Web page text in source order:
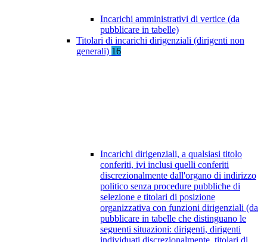
Incarichi amministrativi di vertice (da
pubblicare in tabelle)
Titolari di incarichi dirigenziali (dirigenti non
generali) 16
Incarichi dirigenziali, a qualsiasi titolo
conferiti, ivi inclusi quelli conferiti
discrezionalmente dall'organo di indirizzo
politico senza procedure pubbliche di
selezione e titolari di posizione
organizzativa con funzioni dirigenziali (da
pubblicare in tabelle che distinguano le
seguenti situazioni: dirigenti, dirigenti